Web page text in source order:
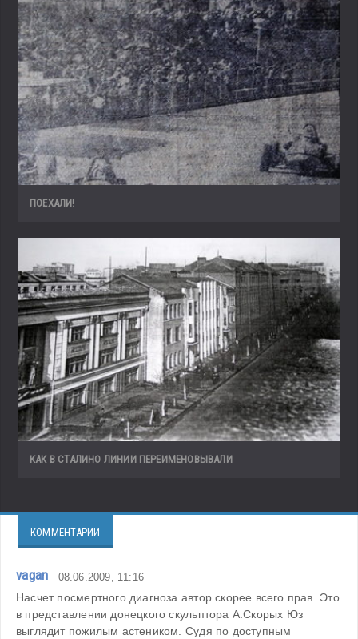
ПОЕХАЛИ!
КАК В СТАЛИНО ЛИНИИ ПЕРЕИМЕНОВЫВАЛИ
КОММЕНТАРИИ
vagan 08.06.2009, 11:16
Насчет посмертного диагноза автор скорее всего прав. Это
в представлении донецкого скульптора А.Скорых Юз
выглядит пожилым астеником. Судя по доступным